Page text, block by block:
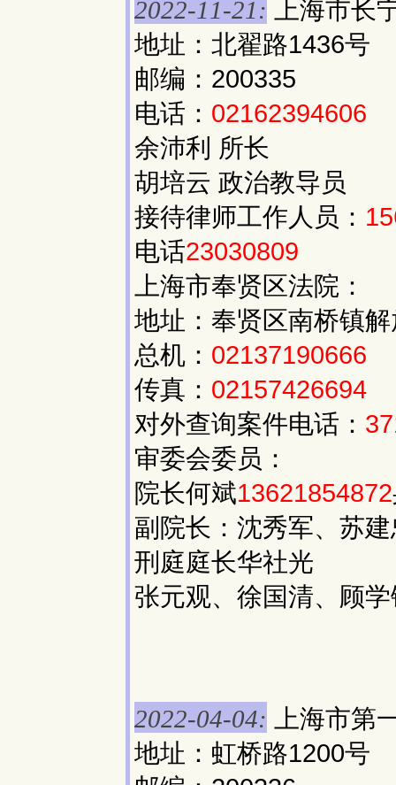
2022-11-21: 上海市长
地址：北翟路1436号
邮编：200335
电话： 02162394606
余沛利 所长
胡培云 政治教导员
接待律师工作人员：
电话23030809
上海市奉贤区法院：
地址：奉贤区南桥镇
总机： 02137190666
传真： 02157426694
对外查询案件电话：
审委会委员：
院长何斌13621854872
副院长：沈秀军、苏
刑庭庭长华社光
张元观、徐国清、顾
2022-04-04: 上海市第
地址：虹桥路1200号